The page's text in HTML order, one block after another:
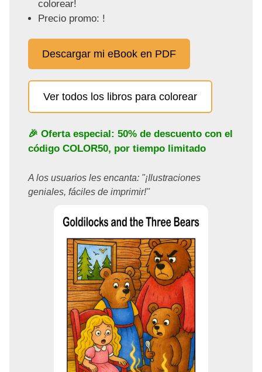
colorear!
Precio promo: !
Descargar mi eBook en PDF
Ver todos los libros para colorear
🎉 Oferta especial: 50% de descuento con el
código COLOR50, por tiempo limitado
A los usuarios les encanta: "¡Ilustraciones
geniales, fáciles de imprimir!"